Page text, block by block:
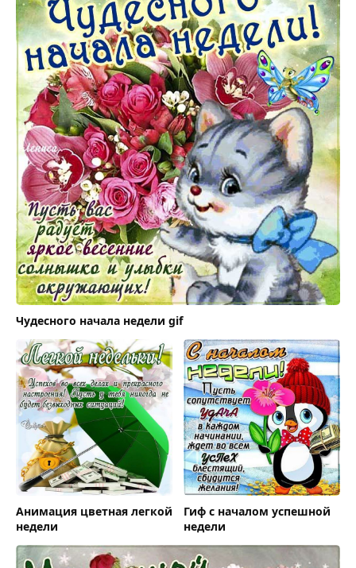
Чудесного начала недели gif
Анимация цветная легкой
недели
Гиф с началом успешной
недели